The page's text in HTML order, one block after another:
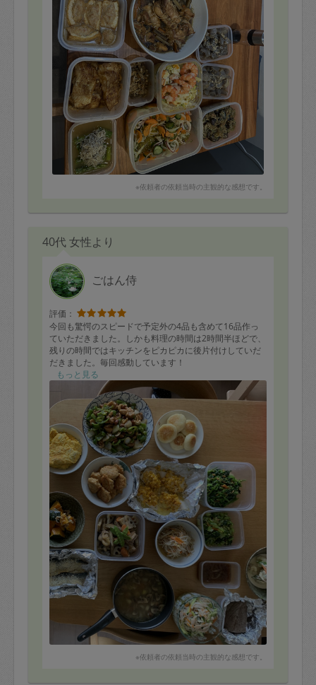
サーモンのレモンバタームニエル
厚揚げの鶏ひき肉はさみ煮
※依頼者の依頼当時の主観的な感想です。
40代 女性より
ごはん侍
評価：
今回も驚愕のスピードで予定外の4品も含めて16品作っ
ていただきました。しかも料理の時間は2時間半ほどで、
残りの時間ではキッチンをピカピカに後片付けしていだ
だきました。毎回感動しています！
数種類作っていただいたナムルも全て味が異なります
し、子供好みのお肉・お魚料理から大人向けのマリネま
でとてもメニューの幅が広く、どれも依頼からいただく
までいただくのがワクワクしています。
また次回もお願いしたいと思います！
もっと見る
※依頼者の依頼当時の主観的な感想です。